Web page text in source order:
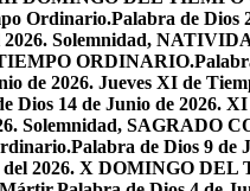
Ordinario.Palabra de Dios
2026. Solemnidad,
ORDINARIO.
de 2026. Jueves XI de
Dios 14 de Junio de
Solemnidad, SAGRADO
Palabra de Dios 9 de
del 2026. X DOMINGO